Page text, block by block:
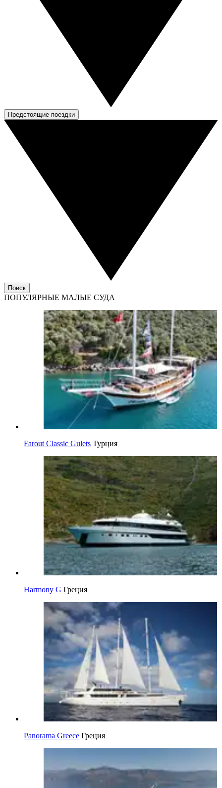
Предстоящие поездки
Поиск
ПОПУЛЯРНЫЕ МАЛЫЕ СУДА
Farout Classic Gulets Турция
Harmony G Греция
Panorama Greece Греция